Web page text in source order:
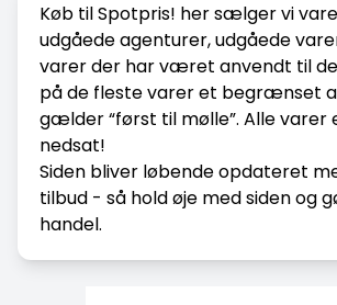
Køb til Spotpris! her sælger vi
udgåede agenturer, udgåede
varer der har været anvendt til
på de fleste varer et begrænset
gælder “først til mølle”. Alle varer
nedsat!
Siden bliver løbende opdateret
tilbud - så hold øje med siden og
handel.